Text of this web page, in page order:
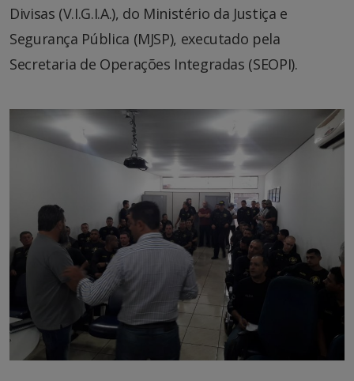
Divisas (V.I.G.I.A.), do Ministério da Justiça e
Segurança Pública (MJSP), executado pela
Secretaria de Operações Integradas (SEOPI).